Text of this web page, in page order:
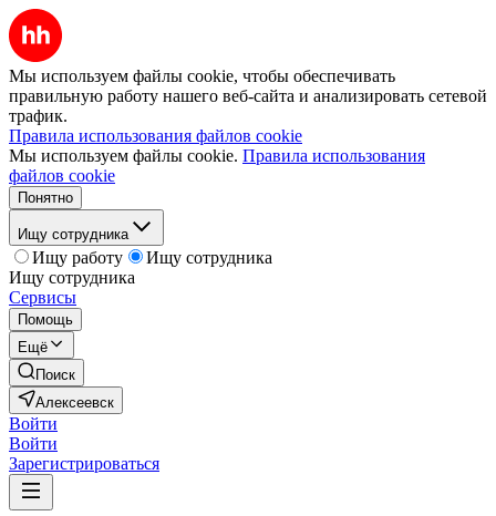
Мы используем файлы cookie, чтобы обеспечивать
правильную работу нашего веб-сайта и анализировать сетевой
трафик.
Правила использования файлов cookie
Мы используем файлы cookie. Правила использования
файлов cookie
Понятно
Ищу сотрудника
Ищу работу
Ищу сотрудника
Ищу сотрудника
Сервисы
Помощь
Ещё
Поиск
Алексеевск
Войти
Войти
Зарегистрироваться